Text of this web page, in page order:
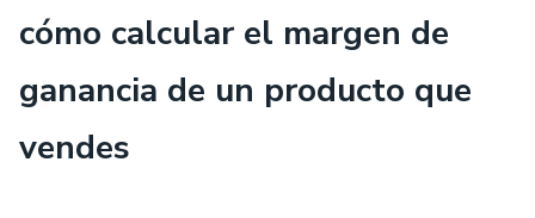
cómo calcular el margen de
ganancia de un producto que
vendes